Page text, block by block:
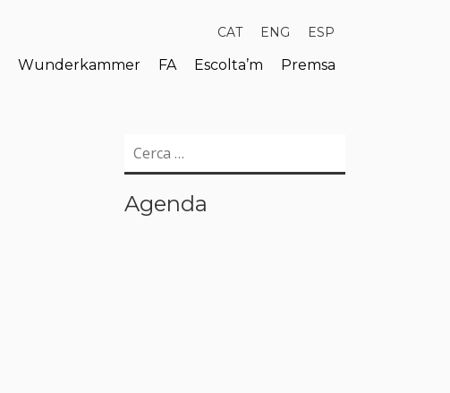
CAT ENG ESP
Wunderkammer FA Escolta’m Premsa
Cerca:
Agenda